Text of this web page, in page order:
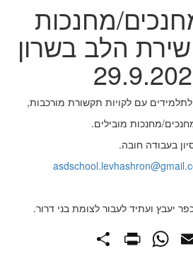
מחנכות
הלב בשרון
עם לקויות תקשורת מורכבות,
מחנכות מובילים.
בעבודה חובה.
יעבץ ועתיד לעבור לצומת בני דרור.
Email
WhatsApp